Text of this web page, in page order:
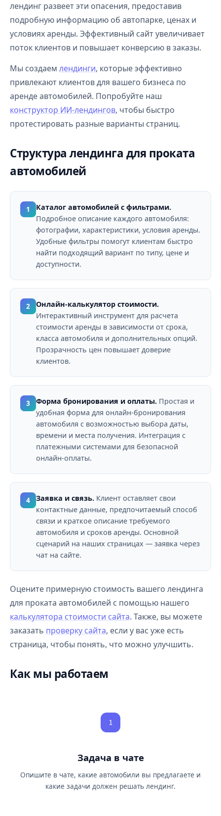
лендинг развеет эти опасения, предоставив
подробную информацию об автопарке, ценах и
условиях аренды. Эффективный сайт увеличивает
поток клиентов и повышает конверсию в заказы.
Мы создаем лендинги, которые эффективно
привлекают клиентов для вашего бизнеса по
аренде автомобилей. Попробуйте наш
конструктор ИИ-лендингов, чтобы быстро
протестировать разные варианты страниц.
Структура лендинга для проката
автомобилей
1
Каталог автомобилей с фильтрами.
Подробное описание каждого автомобиля:
фотографии, характеристики, условия аренды.
Удобные фильтры помогут клиентам быстро
найти подходящий вариант по типу, цене и
доступности.
2
Онлайн-калькулятор стоимости.
Интерактивный инструмент для расчета
стоимости аренды в зависимости от срока,
класса автомобиля и дополнительных опций.
Прозрачность цен повышает доверие
клиентов.
3 Форма бронирования и оплаты. Простая и
удобная форма для онлайн-бронирования
автомобиля с возможностью выбора даты,
времени и места получения. Интеграция с
платежными системами для безопасной
онлайн-оплаты.
4 Заявка и связь. Клиент оставляет свои
контактные данные, предпочитаемый способ
связи и краткое описание требуемого
автомобиля и сроков аренды. Основной
сценарий на наших страницах — заявка через
чат на сайте.
Оцените примерную стоимость вашего лендинга
для проката автомобилей с помощью нашего
калькулятора стоимости сайта. Также, вы можете
заказать проверку сайта, если у вас уже есть
страница, чтобы понять, что можно улучшить.
Как мы работаем
1
Задача в чате
Опишите в чате, какие автомобили вы предлагаете и
какие задачи должен решать лендинг.